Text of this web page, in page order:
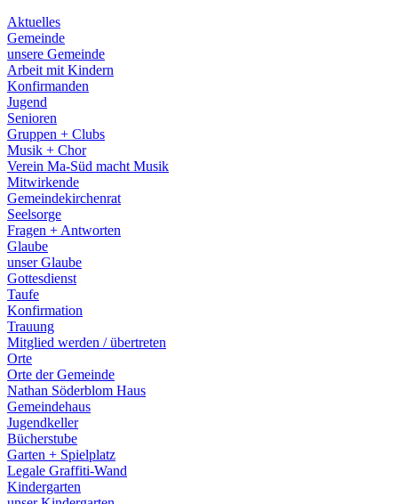
Aktuelles
Gemeinde
unsere Gemeinde
Arbeit mit Kindern
Konfirmanden
Jugend
Senioren
Gruppen + Clubs
Musik + Chor
Verein Ma-Süd macht Musik
Mitwirkende
Gemeindekirchenrat
Seelsorge
Fragen + Antworten
Glaube
unser Glaube
Gottesdienst
Taufe
Konfirmation
Trauung
Mitglied werden / übertreten
Orte
Orte der Gemeinde
Nathan Söderblom Haus
Gemeindehaus
Jugendkeller
Bücherstube
Garten + Spielplatz
Legale Graffiti-Wand
Kindergarten